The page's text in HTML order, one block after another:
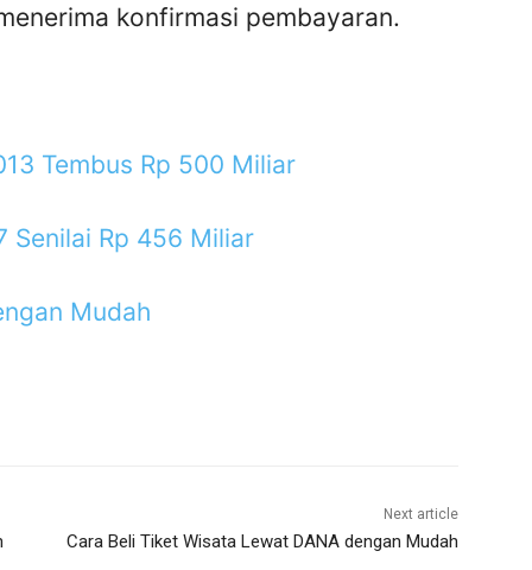
konfirmasi pembayaran.
Tembus Rp 500 Miliar
Senilai Rp 456 Miliar
Mudah
Next article
Cara Beli Tiket Wisata Lewat DANA dengan Mudah